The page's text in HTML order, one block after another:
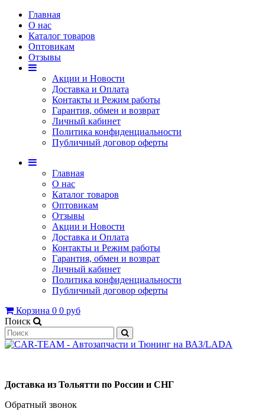
Главная
О нас
Каталог товаров
Оптовикам
Отзывы
Акции и Новости
Доставка и Оплата
Контакты и Режим работы
Гарантия, обмен и возврат
Личный кабинет
Политика конфиденциальности
Публичный договор оферты
Главная
О нас
Каталог товаров
Оптовикам
Отзывы
Акции и Новости
Доставка и Оплата
Контакты и Режим работы
Гарантия, обмен и возврат
Личный кабинет
Политика конфиденциальности
Публичный договор оферты
Корзина 0 0 руб
Поиск
Доставка из Тольятти по России и СНГ
Обратный звонок